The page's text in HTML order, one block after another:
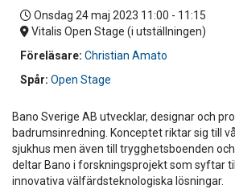
Onsdag 24 maj 2023 11:00 - 11:15
Vitalis Open Stage (i utställningen)
Föreläsare: Christian Amato
Spår: Open Stage
Bano Sverige AB utvecklar, designar och
badrumsinredning. Konceptet riktar sig till
sjukhus men även till trygghetsboenden
deltar Bano i forskningsprojekt som syftar
innovativa välfärdsteknologiska lösningar.